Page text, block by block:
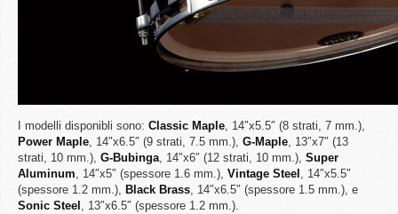
I modelli disponibli sono: Classic Maple, 14″x5.5″ (8 strati, 7 mm.),
Power Maple, 14″x6.5″ (9 strati, 7.5 mm.), G-Maple, 13″x7″ (13
strati, 10 mm.), G-Bubinga, 14″x6″ (12 strati, 10 mm.), Super
Aluminum, 14″x5″ (spessore 1.6 mm.), Vintage Steel , 14″x5.5″
(spessore 1.2 mm.), Black Brass, 14″x6.5″ (spessore 1.5 mm.), e
Sonic Steel , 13″x6.5″ (spessore 1.2 mm.).